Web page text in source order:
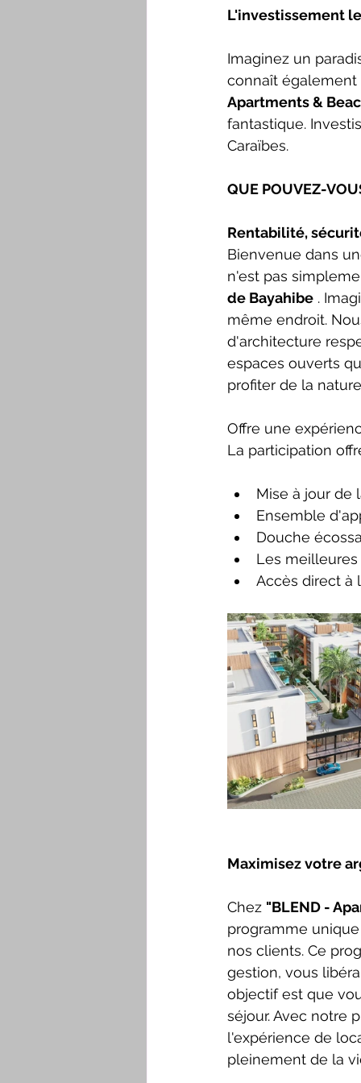
L'investissement
Imaginez un
connaît également
Apartments &
fantastique.
Caraïbes.
QUE POUVEZ-
Rentabilité,
Bienvenue dans
n'est pas
de Bayahibe .
même endroit.
d'architecture
espaces ouverts
profiter de la
Offre une
La participation
Mise à jour de
Ensemble
Douche
Les meilleures
Accès direct à
Maximisez votre
Chez "BLEND -
programme
nos clients. Ce
gestion, vous
objectif est que
séjour. Avec notre
l'expérience de
pleinement de la